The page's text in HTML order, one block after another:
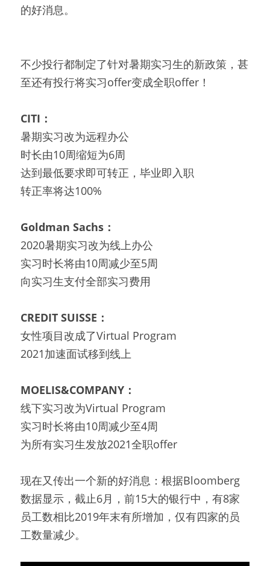
的好消息。
不少投行都制定了针对暑期实习生的新政策，甚
至还有投行将实习offer变成全职offer！
CITI：
暑期实习改为远程办公
时长由10周缩短为6周
达到最低要求即可转正，毕业即入职
转正率将达100%
Goldman Sachs：
2020暑期实习改为线上办公
实习时长将由10周减少至5周
向实习生支付全部实习费用
CREDIT SUISSE：
女性项目改成了Virtual Program
2021加速面试移到线上
MOELIS&COMPANY：
线下实习改为Virtual Program
实习时长将由10周减少至4周
为所有实习生发放2021全职offer
现在又传出一个新的好消息：根据Bloomberg
数据显示，截止6月，前15大的银行中，有8家
员工数相比2019年末有所增加，仅有四家的员
工数量减少。